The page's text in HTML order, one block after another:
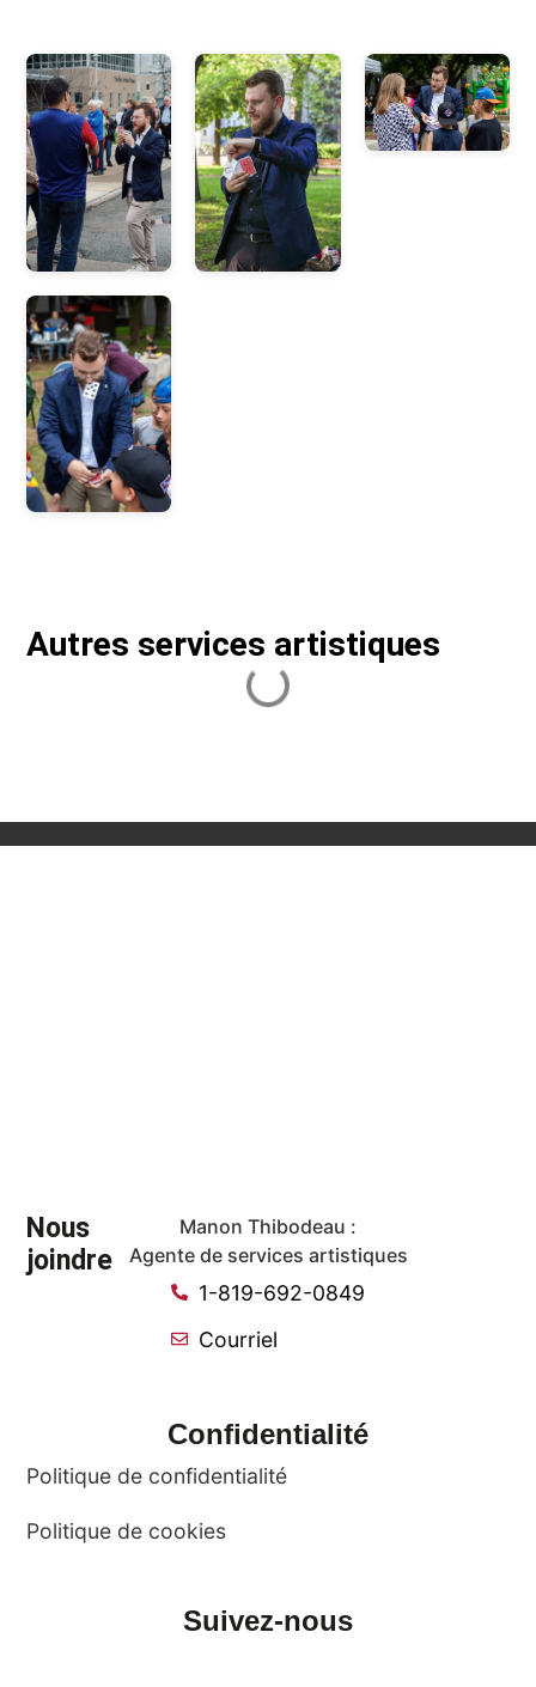
Autres services artistiques
Nous
joindre
Manon Thibodeau :
Agente de services artistiques
1-819-692-0849
Courriel
Confidentialité
Politique de confidentialité
Politique de cookies
Suivez-nous